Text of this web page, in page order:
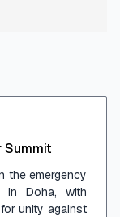
Summit
the emergency
in Doha, with
unity against